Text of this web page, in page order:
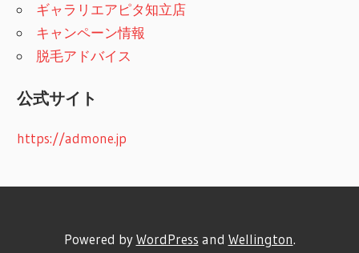
ギャラリエアピタ知立店
キャンペーン情報
脱毛アドバイス
公式サイト
https://admone.jp
Powered byWordPress and Wellington.